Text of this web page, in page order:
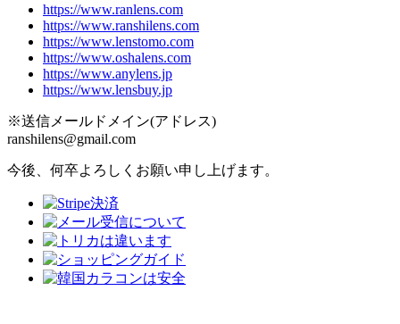
https://www.ranlens.com
https://www.ranshilens.com
https://www.lenstomo.com
https://www.oshalens.com
https://www.anylens.jp
https://www.lensbuy.jp
※送信メールドメイン(アドレス)
ranshilens@gmail.com
今後、何卒よろしくお願い申し上げます。